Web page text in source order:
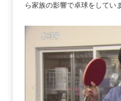
ら家族の影響で卓球をしてい